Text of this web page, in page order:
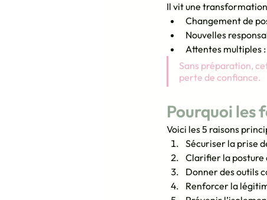
Il vit une
Changement de
Nouvelles
Attentes multiples
Sans préparation,
perte de confiance.
Pourquoi les
Voici les 5 raisons
Sécuriser la prise
Clarifier la posture
Donner des outils
Renforcer la